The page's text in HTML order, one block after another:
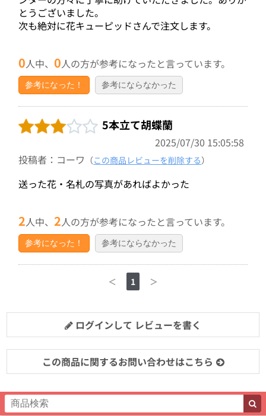
とうございました。
次も絶対に花キューピッドさんで注文します。
0人中、0人の方が参考になったと言っています。
参考になった！ 参考にならなかった
5本立て胡蝶蘭
2025/07/30 15:05:58
投稿者：コーワ （この商品レビューを削除する）
送った花・名札の写真があればよかった
2人中、 2人の方が参考になったと言っています。
参考になった！ 参考にならなかった
＜ 1 ＞
ログインして レビューを書く
この商品に関するお問い合わせはこちら